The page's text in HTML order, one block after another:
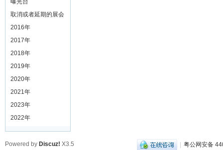
曝光台
取消或者延期的展会
2016年
2017年
2018年
2019年
2020年
2021年
2023年
2022年
| 粤公网安备
Powered by Discuz! X3.5